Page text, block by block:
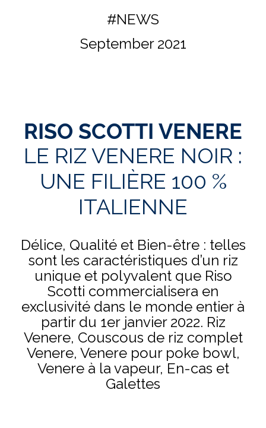
#NEWS
September 2021
RISO SCOTTI VENERE
LE RIZ VENERE NOIR :
UNE FILIÈRE 100 %
ITALIENNE
Délice, Qualité et Bien-être : telles
sont les caractéristiques d’un riz
unique et polyvalent que Riso
Scotti commercialisera en
exclusivité dans le monde entier à
partir du 1er janvier 2022. Riz
Venere, Couscous de riz complet
Venere, Venere pour poke bowl,
Venere à la vapeur, En-cas et
Galettes